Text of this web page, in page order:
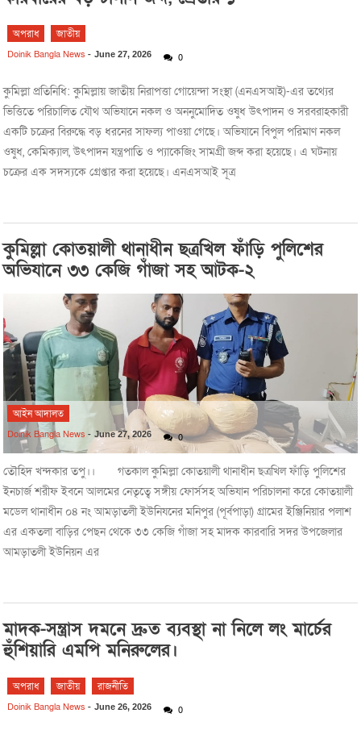
অপরাধ জাতীয়
Doinik Bangla News -June 27, 2026 0
কুমিল্লা প্রতিনিধি: কুমিল্লায় জাতীয় নিরাপত্তা গোয়েন্দা সংস্থা (এনএসআই)-এর তথ্যের
ভিত্তিতে পরিচালিত যৌথ অভিযানে নকল ও অননুমোদিত ওষুধ উৎপাদন ও সরবরাহকারী
একটি চক্রের বিরুদ্ধে বড় ধরনের সাফল্য পাওয়া গেছে। অভিযানে বিপুল পরিমাণ নকল
ওষুধ, কেমিক্যাল, উৎপাদন যন্ত্রপাতি ও প্যাকেজিং সামগ্রী জব্দ করা হয়েছে। এ ঘটনায়
চক্রের এক সদস্যকে গ্রেপ্তার করা হয়েছে। এনএসআই সূত্র
কুমিল্লা কোতয়ালী থানাধীন ছত্রখিল ফাঁড়ি পুলিশের
অভিযানে ৩৩ কেজি গাঁজা সহ আটক-২
আইন আদালত
Doinik Bangla News -June 27, 2026 0
তৌহিদ খন্দকার তপু।। গতকাল কুমিল্লা কোতয়ালী থানাধীন ছত্রখিল ফাঁড়ি পুলিশের
ইনচার্জ শরীফ ইবনে আলমের নেতৃত্বে সঙ্গীয় ফোর্সসহ অভিযান পরিচালনা করে কোতয়ালী
মডেল থানাধীন ০৪ নং আমড়াতলী ইউনিযনের মনিপুর (পূর্বপাড়া) গ্রামের ইঞ্জিনিয়ার পলাশ
এর একতলা বাড়ির পেছন থেকে ৩৩ কেজি গাঁজা সহ মাদক কারবারি সদর উপজেলার
আমড়াতলী ইউনিয়ন এর
মাদক-সন্ত্রাস দমনে দ্রুত ব্যবস্থা না নিলে লং মার্চের
হুঁশিয়ারি এমপি মনিরুলের।
অপরাধ জাতীয় রাজনীতি
Doinik Bangla News -June 26, 2026 0